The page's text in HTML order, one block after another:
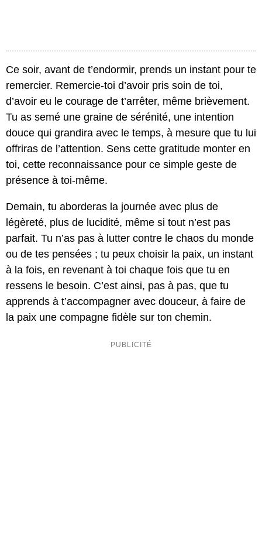
Ce soir, avant de t’endormir, prends un instant pour te
remercier. Remercie-toi d’avoir pris soin de toi,
d’avoir eu le courage de t’arrêter, même brièvement.
Tu as semé une graine de sérénité, une intention
douce qui grandira avec le temps, à mesure que tu lui
offriras de l’attention. Sens cette gratitude monter en
toi, cette reconnaissance pour ce simple geste de
présence à toi-même.
Demain, tu aborderas la journée avec plus de
légèreté, plus de lucidité, même si tout n’est pas
parfait. Tu n’as pas à lutter contre le chaos du monde
ou de tes pensées ; tu peux choisir la paix, un instant
à la fois, en revenant à toi chaque fois que tu en
ressens le besoin. C’est ainsi, pas à pas, que tu
apprends à t’accompagner avec douceur, à faire de
la paix une compagne fidèle sur ton chemin.